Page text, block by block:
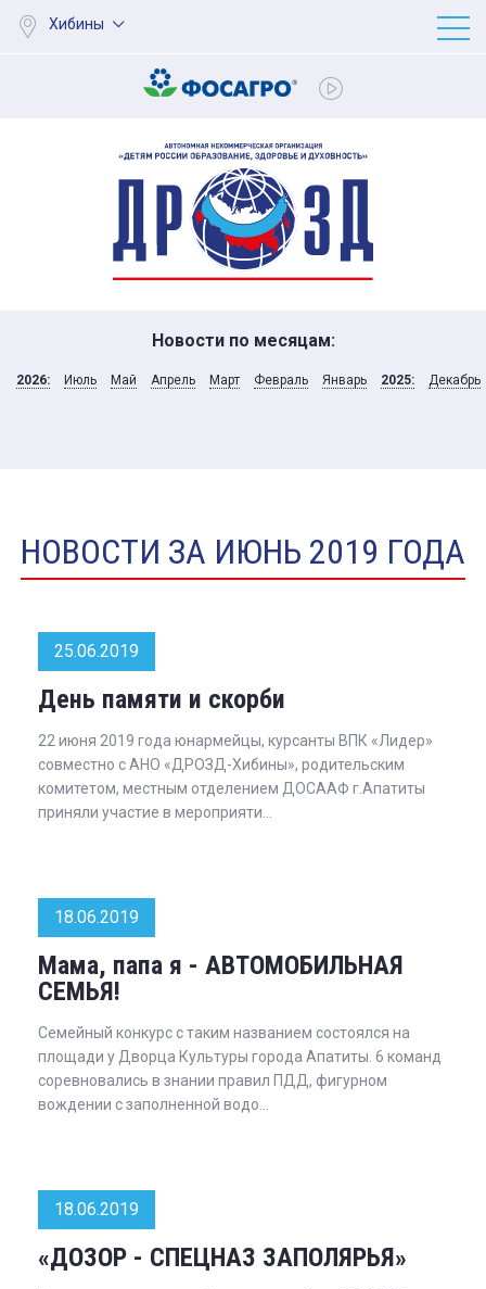
Хибины
Новости по месяцам:
2026: Июль Май Апрель Март Февраль Январь 2025: Декабрь
НОВОСТИ ЗА ИЮНЬ 2019 ГОДА
25.06.2019
День памяти и скорби
22 июня 2019 года юнармейцы, курсанты ВПК «Лидер»
совместно с АНО «ДРОЗД-Хибины», родительским
комитетом, местным отделением ДОСААФ г.Апатиты
приняли участие в мероприяти...
18.06.2019
Мама, папа я - АВТОМОБИЛЬНАЯ
СЕМЬЯ!
Семейный конкурс с таким названием состоялся на
площади у Дворца Культуры города Апатиты. 6 команд
соревновались в знании правил ПДД, фигурном
вождении с заполненной водо...
18.06.2019
«ДОЗОР - СПЕЦНАЗ ЗАПОЛЯРЬЯ»